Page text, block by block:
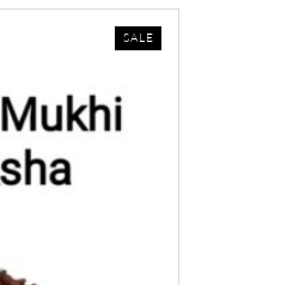
SALEPRODUCT
ON